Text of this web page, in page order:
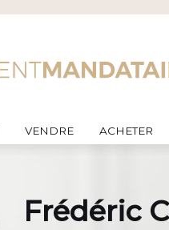
VENDRE ACHETER
Frédéric